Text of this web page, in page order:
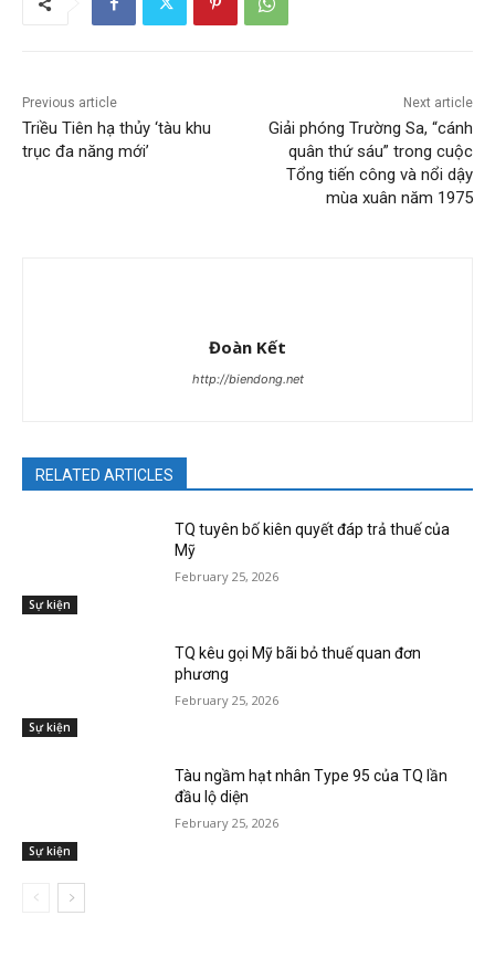
Previous article
Triều Tiên hạ thủy ‘tàu khu
trục đa năng mới’
Next article
Giải phóng Trường Sa, “cánh
quân thứ sáu” trong cuộc
Tổng tiến công và nổi dậy
mùa xuân năm 1975
Đoàn Kết
http://biendong.net
RELATED ARTICLES
Sự kiện
TQ tuyên bố kiên quyết đáp trả thuế của
Mỹ
February 25, 2026
Sự kiện
TQ kêu gọi Mỹ bãi bỏ thuế quan đơn
phương
February 25, 2026
Sự kiện
Tàu ngầm hạt nhân Type 95 của TQ lần
đầu lộ diện
February 25, 2026